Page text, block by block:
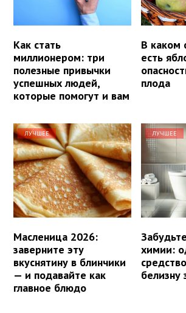
Как стать
миллионером: три
полезные привычки
успешных людей,
которые помогут и вам
В каком
есть
плода
ЛУЧШЕЕ
Масленица 2026:
заверните эту
вкуснятину в блинчики
— и подавайте как
главное блюдо
ЛУЧШЕЕ
химии:
белизну